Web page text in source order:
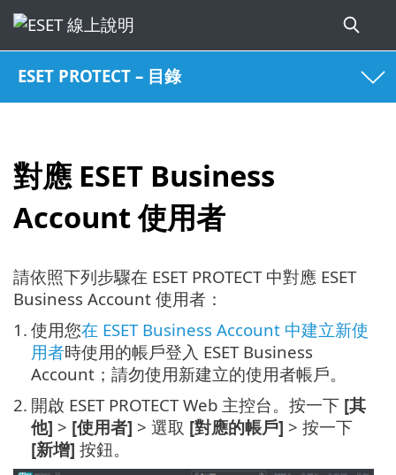
ESET PROTECT – 目錄
對應 ESET Business
Account 使用者
請依照下列步驟在 ESET PROTECT 中對應 ESET
Business Account 使用者：
1. 使用您在 ESET Business Account 中建立新使
用者時使用的帳戶登入 ESET Business
Account；請勿使用新建立的使用者帳戶。
2. 開啟 ESET PROTECT Web 主控台。按一下 [其
他] > [使用者] > 選取 [對應的帳戶] > 按一下
[新增] 按鈕。